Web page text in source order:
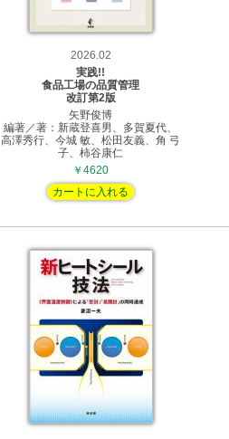
2026.02
実践!!
食品工場の品質管理
改訂第2版
矢野俊博
編著／著：新蔵登喜男、多賀夏代、
高澤秀行、今城 敏、松田友義、角 弓
子、柿谷康仁
￥4620
カートに入れる